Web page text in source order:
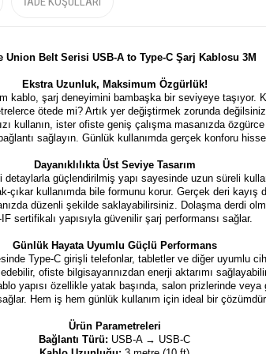
Union Belt Serisi USB-A to Type-C Şarj Kablosu 3M
Ekstra Uzunluk, Maksimum Özgürlük!
kablo, şarj deneyimini bambaşka bir seviyeye taşıyor.
ötede mi? Artık yer değiştirmek zorunda
kullanın, ister ofiste geniş çalışma masanızda
sağlayın. Günlük kullanımda gerçek konforu
Dayanıklılıkta Üst Seviye Tasarım
güçlendirilmiş yapı sayesinde uzun süreli
çıkar kullanımda bile formunu korur. Gerçek deri kayış
düzenli şekilde saklayabilirsiniz. Dolaşma derdi
sertifikalı yapısıyla güvenilir şarj performansı sağlar.
Günlük Hayata Uyumlu Güçlü Performans
Type-C girişli telefonlar, tabletler ve diğer uyumlu
ofiste bilgisayarınızdan enerji aktarımı
yapısı özellikle yatak başında, salon prizlerinde
Hem iş hem günlük kullanım için ideal bir çözümdür.
Ürün Parametreleri
Bağlantı Türü: USB-A → USB-C